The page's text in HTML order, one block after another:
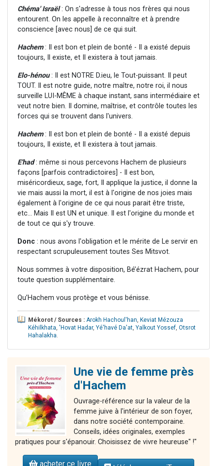
Chéma' Israël: On s'adresse à tous nos frères qui nous
entourent. On les appelle à reconnaître et à prendre
conscience [avec nous] de ce qui suit.
Hachem: Il est bon et plein de bonté - Il a existé depuis
toujours, Il existe, et Il existera à tout jamais.
Elo-hénou: Il est NOTRE D.ieu, le Tout-puissant. Il peut
TOUT. Il est notre guide, notre maître, notre roi, il nous
surveille LUI-MÊME à chaque instant, sans intermédiaire et
veut notre bien. Il domine, maîtrise, et contrôle toutes les
forces qui se trouvent dans l'univers.
Hachem: Il est bon et plein de bonté - Il a existé depuis
toujours, Il existe, et Il existera à tout jamais.
E'had: même si nous percevons Hachem de plusieurs
façons [parfois contradictoires] - Il est bon,
miséricordieux, sage, fort, Il applique la justice, il donne la
vie mais aussi la mort, il est à l'origine de nos joies mais
également à l'origine de ce qui nous parait être triste,
etc... Mais Il est UN et unique. Il est l'origine du monde et
de tout ce qui s'y trouve.
Donc : nous avons l'obligation et le mérite de Le servir en
respectant scrupuleusement toutes Ses Mitsvot.
Nous sommes à votre disposition, Bé’ézrat Hachem, pour
toute question supplémentaire.
Qu’Hachem vous protège et vous bénisse.
Mékorot / Sources : Arokh Hachoul'han, Keviat Mézouza
Kéhilkhata, 'Hovat Hadar, Yé'havé Da'at, Yalkout Yossef, Otsrot
Hahalakha.
Une vie de femme près
d'Hachem
Ouvrage-référence sur la valeur de la
femme juive à l'intérieur de son foyer,
dans notre société contemporaine.
Conseils, idées originales, exemples
pratiques pour s'épanouir. Choisissez de vivre heureuse" !"
acheter ce livre